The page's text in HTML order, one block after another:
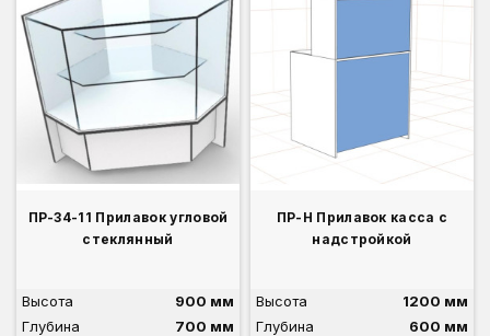
ПР-34-11 Прилавок угловой
стеклянный
Высота
900 мм
Глубина
700 мм
ПР-Н Прилавок касса с
надстройкой
Высота
1200 мм
Глубина
600 мм